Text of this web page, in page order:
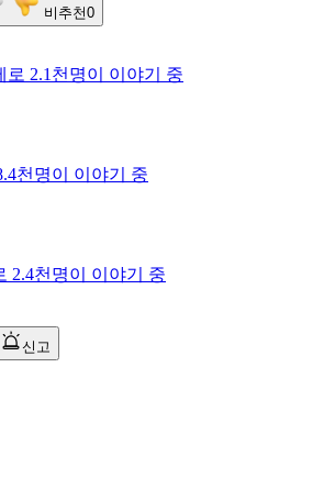
비추천0
로 2.1천명이 이야기 중
천명이 이야기 중
2.4천명이 이야기 중
신고